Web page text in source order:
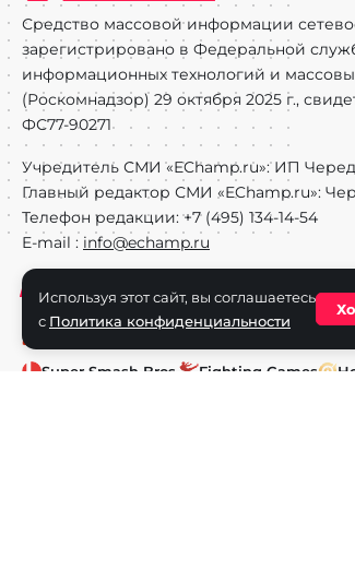
Средство массовой информации
зарегистрировано в Федеральной
информационных технологий и
(Роскомнадзор) 29 октября 2025 г.,
ФС77-90271
Учредитель СМИ «EChamp.ru»: ИП
Главный редактор СМИ «EChamp.ru»:
Телефон редакции: +7 (495) 134-14-54
E-mail : info@echamp.ru
Игры
Super Smash Bros.
Fighting Games
Используя этот сайт, вы соглашаетесь
с Политика конфиденциальности